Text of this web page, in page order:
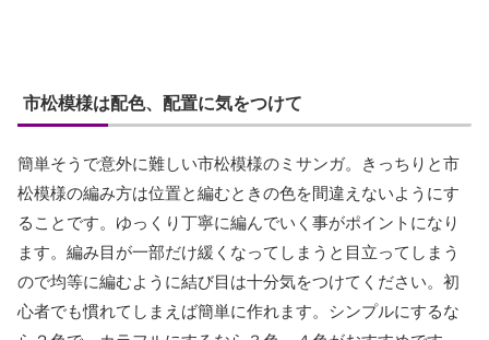
市松模様は配色、配置に気をつけて
簡単そうで意外に難しい市松模様のミサンガ。きっちりと市
松模様の編み方は位置と編むときの色を間違えないようにす
ることです。ゆっくり丁寧に編んでいく事がポイントになり
ます。編み目が一部だけ緩くなってしまうと目立ってしまう
ので均等に編むように結び目は十分気をつけてください。初
心者でも慣れてしまえば簡単に作れます。シンプルにするな